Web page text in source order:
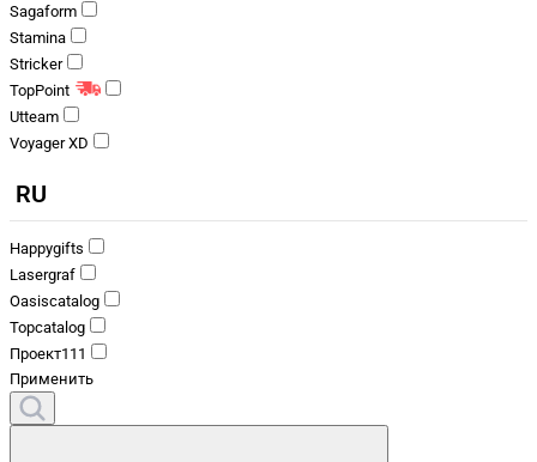
Sagaform
Stamina
Stricker
TopPoint
Utteam
Voyager XD
RU
Happygifts
Lasergraf
Oasiscatalog
Topcatalog
Проект111
Применить